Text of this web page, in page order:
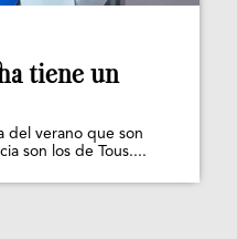
tiene un
del verano que son
son los de Tous....